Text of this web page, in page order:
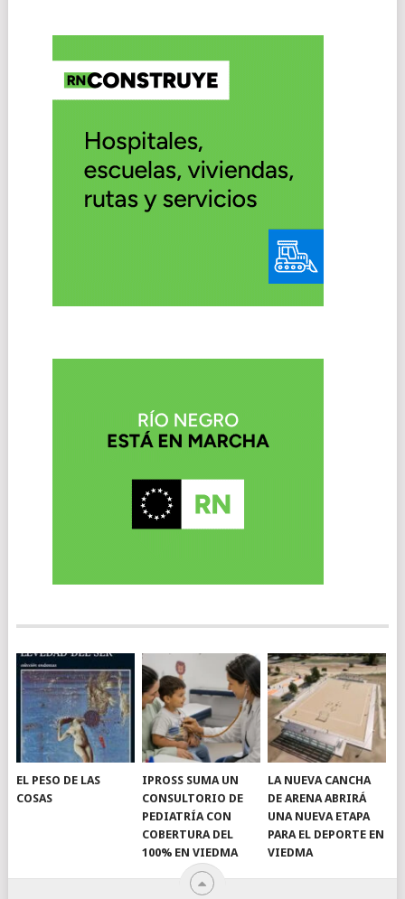
EL PESO DE LAS
COSAS
IPROSS SUMA UN
CONSULTORIO DE
PEDIATRÍA CON
COBERTURA DEL
100% EN VIEDMA
LA NUEVA CANCHA
DE ARENA ABRIRÁ
UNA NUEVA ETAPA
PARA EL DEPORTE EN
VIEDMA